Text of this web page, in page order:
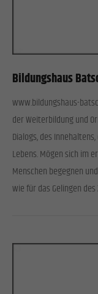
Bildungshaus
www.bildungshaus-
der Weiterbildung und
Dialogs, des
Lebens. Mögen sich im
Menschen begegnen
wie für das Gelingen